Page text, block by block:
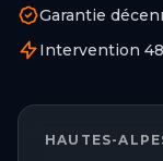
Garantie
Intervention
HAUTES-